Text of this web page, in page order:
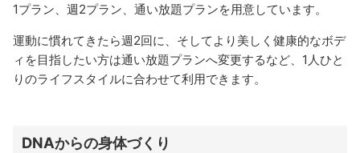
1プラン、週2プラン、通い放題プランを用意しています。
運動に慣れてきたら週2回に、そしてより美しく健康的なボデ
ィを目指したい方は通い放題プランへ変更するなど、1人ひと
りのライフスタイルに合わせて利用できます。
DNAからの身体づくり